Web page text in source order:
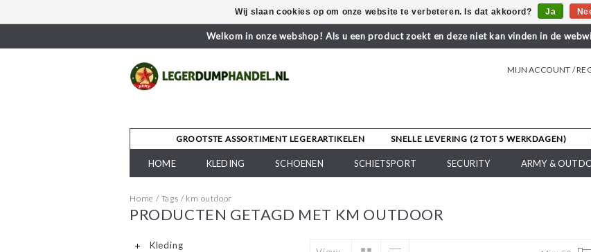
Welkom in onze webshop! Als u een product zoekt en deze niet kan vinden in de
MIJN ACCOUNT /
GROOTSTE ASSORTIMENT LEGERARTIKELEN SNELLE LEVERING (2 TOT 5 WERKDAGEN)
HOME KLEDING SCHOENEN SCHIETSPORT SECURITY ARMY &
Home / Tags / km outdoor
PRODUCTEN GETAGD MET KM OUTDOOR
Kleding
Wij slaan cookies op om onze website te verbeteren. Is dat akkoord? Ja